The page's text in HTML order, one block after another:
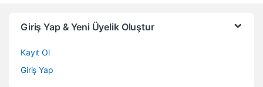
Giriş Yap & Yeni Üyelik Oluştur
Kayıt Ol
Giriş Yap